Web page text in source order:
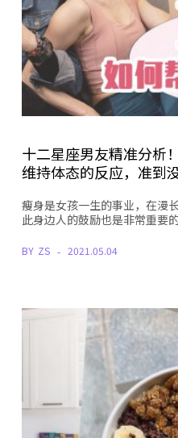
十二星座男友精准分析
维持体态的反应，准到
瘦身是女孩一生的事业，在漫
此身边人的鼓励也是非常重要
BY ZS 2021.05.04